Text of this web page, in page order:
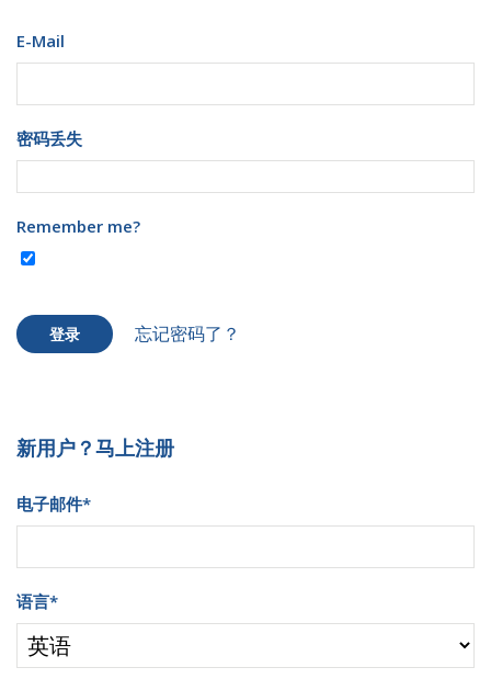
E-Mail
密码丢失
Remember me?
登录 忘记密码了？
新用户？马上注册
电子邮件*
语言*